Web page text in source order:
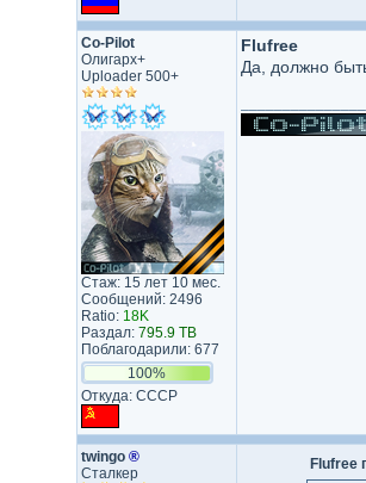
Co-Pilot
Олигарх+
Uploader 500+
Стаж: 15 лет 10 мес.
Сообщений: 2496
Ratio: 18K
Раздал: 795.9 TB
Поблагодарили: 677
100%
Откуда: СССР
Flufree
Да, должно
twingo ®
Сталкер
Flufree